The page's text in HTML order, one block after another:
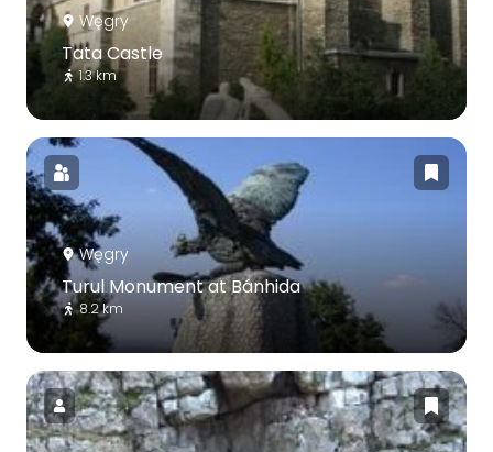
Węgry
Tata Castle
1.3 km
Węgry
Turul Monument at Bánhida
8.2 km